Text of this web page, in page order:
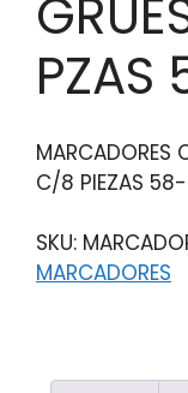
MARCADORES
C/8 PIEZAS
SKU:
MARCADORES